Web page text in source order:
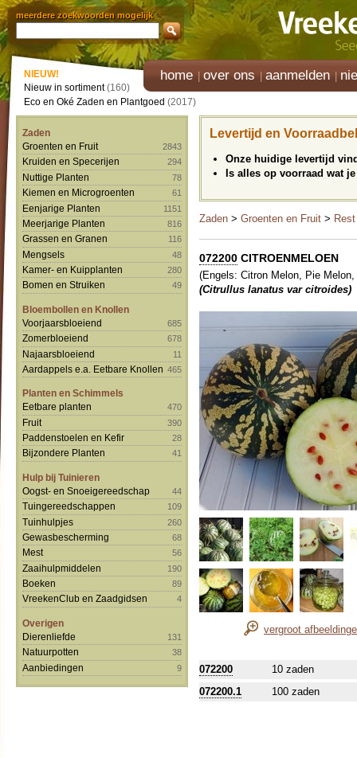
meerdere zoekwoorden mogelijk
home over ons aanmelden
NIEUW!
Nieuw in sortiment(160)
Eco en Oké Zaden en Plantgoed (2017)
Zaden
Groenten en Fruit
2843
Kruiden en Specerijen 294
Nuttige Planten 78
Kiemen en Microgroenten 61
Eenjarige Planten 1151
Meerjarige Planten 816
Grassen en Granen 116
Mengsels 48
Kamer- en Kuipplanten 280
Bomen en Struiken 49
Bloembollen en Knollen
Voorjaarsbloeiend
685
Zomerbloeiend 678
Najaarsbloeiend 11
Aardappels e.a. Eetbare Knollen 465
Planten en Schimmels
Eetbare planten
470
Fruit 390
Paddenstoelen en Kefir 28
Bijzondere Planten 41
Hulp bij Tuinieren
Oogst- en Snoeigereedschap
44
Tuingereedschappen 109
Tuinhulpjes 260
Gewasbescherming 68
Mest 56
Zaaihulpmiddelen 190
Boeken 89
VreekenClub en Zaadgidsen 4
Overigen
Dierenliefde
131
Natuurpotten 38
Aanbiedingen 9
Levertijd en
Onze huidige levertijd
Is alles op voorraad wat
Zaden > Groenten en Fruit >
072200 CITROENMELOEN
(Engels: Citron Melon, Pie
(Citrullus lanatus var citroides)
vergroot
072200
10 zaden
072200.1
100 zaden